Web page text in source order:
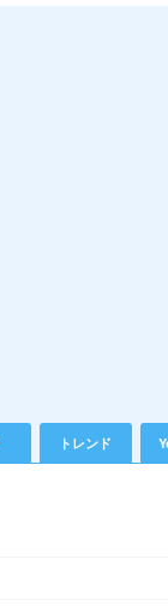
トレンド